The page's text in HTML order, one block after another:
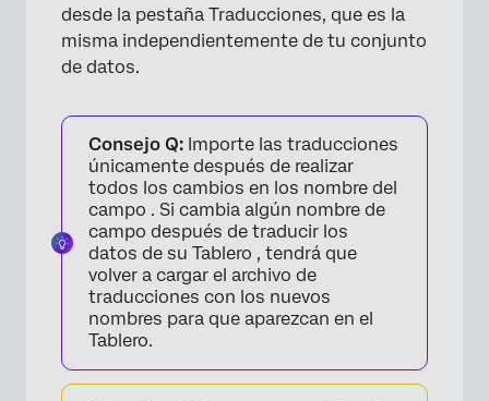
desde la pestaña Traducciones, que es la
misma independientemente de tu conjunto
de datos.
Consejo Q: Importe las traducciones
únicamente después de realizar
todos los cambios en los nombre del
campo . Si cambia algún nombre de
campo después de traducir los
datos de su Tablero , tendrá que
volver a cargar el archivo de
traducciones con los nuevos
nombres para que aparezcan en el
Tablero.